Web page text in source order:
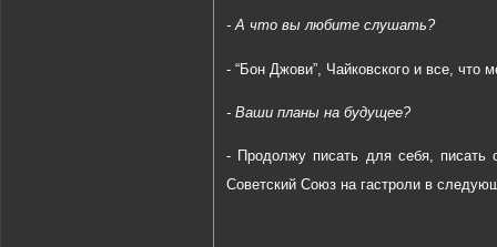
- А что вы любите слушать?
- “Бон Джови”, Чайковского и все, что
- Ваши планы на будущее?
- Продолжу писать для себя, писать
Советский Союз на гастроли в